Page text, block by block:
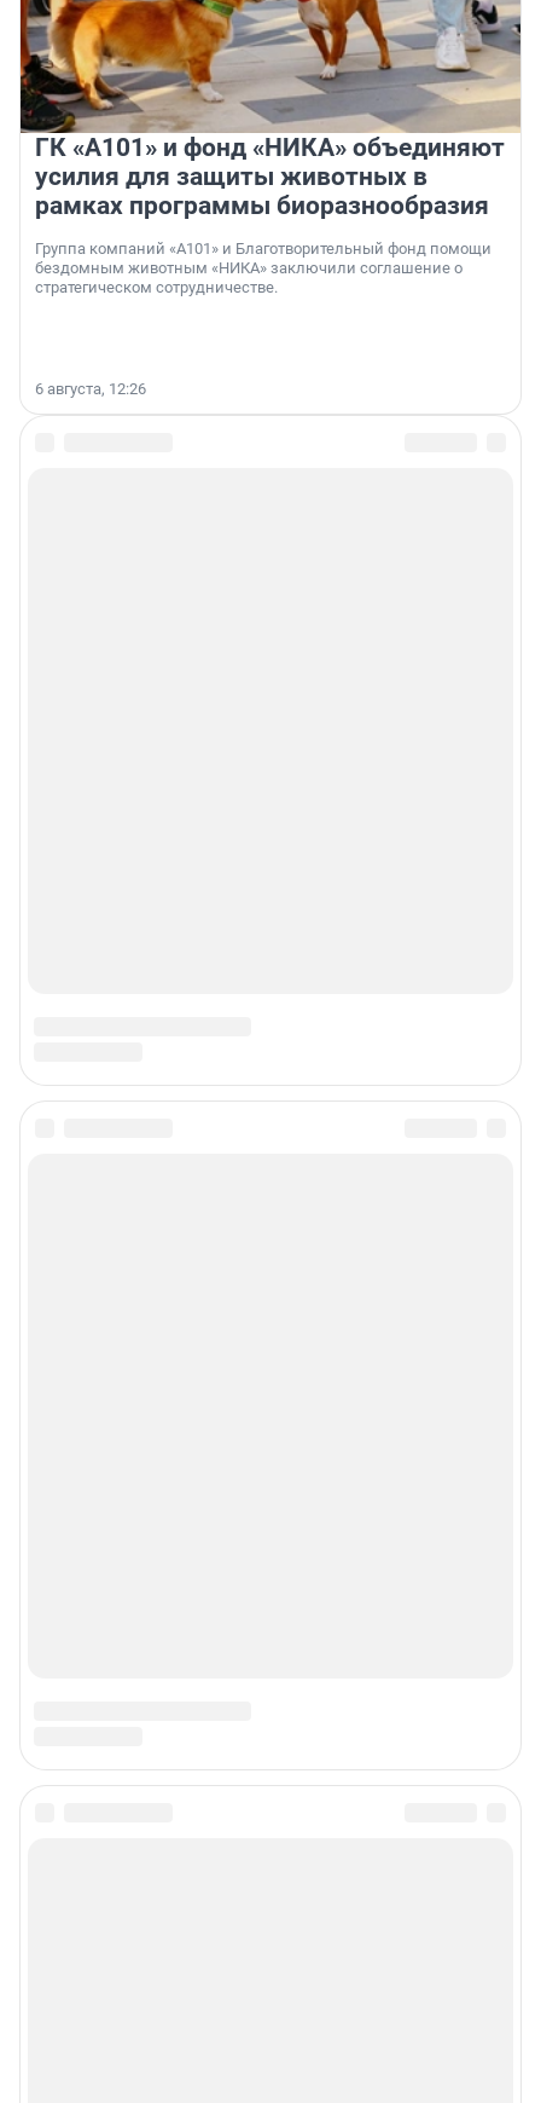
ГК «А101» и фонд «НИКА» объединяют
усилия для защиты животных в
рамках программы биоразнообразия
Группа компаний «А101» и Благотворительный фонд помощи
бездомным животным «НИКА» заключили соглашение о
стратегическом сотрудничестве.
6 августа, 12:26